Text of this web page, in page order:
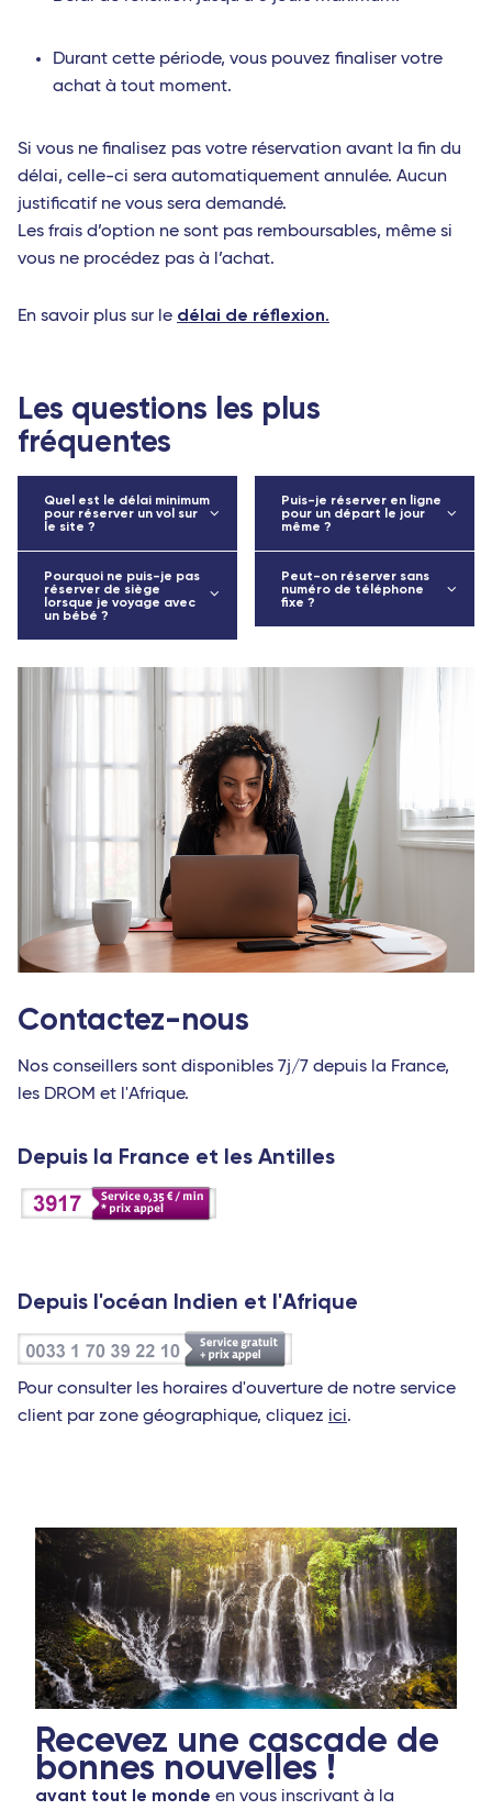
Durant cette période, vous pouvez finaliser votre
achat à tout moment.
Si vous ne finalisez pas votre réservation avant la fin du
délai, celle-ci sera automatiquement annulée. Aucun
justificatif ne vous sera demandé.
Les frais d’option ne sont pas remboursables, même si
vous ne procédez pas à l’achat.
En savoir plus sur le délai de réflexion.
Les questions les plus
fréquentes
Quel est le délai minimum
pour réserver un vol sur
le site ?
Pourquoi ne puis-je pas
réserver de siège
lorsque je voyage avec
un bébé ?
Puis-je réserver en ligne
pour un départ le jour
même ?
Peut-on réserver sans
numéro de téléphone
fixe ?
Contactez-nous
Nos conseillers sont disponibles 7j/7 depuis la France,
les DROM et l'Afrique.
Depuis la France et les Antilles
Depuis l'océan Indien et l'Afrique
Pour consulter les horaires d'ouverture de notre service
client par zone géographique, cliquez ici.
Recevez une cascade de
bonnes nouvelles !
avant tout le monde en vous inscrivant à la